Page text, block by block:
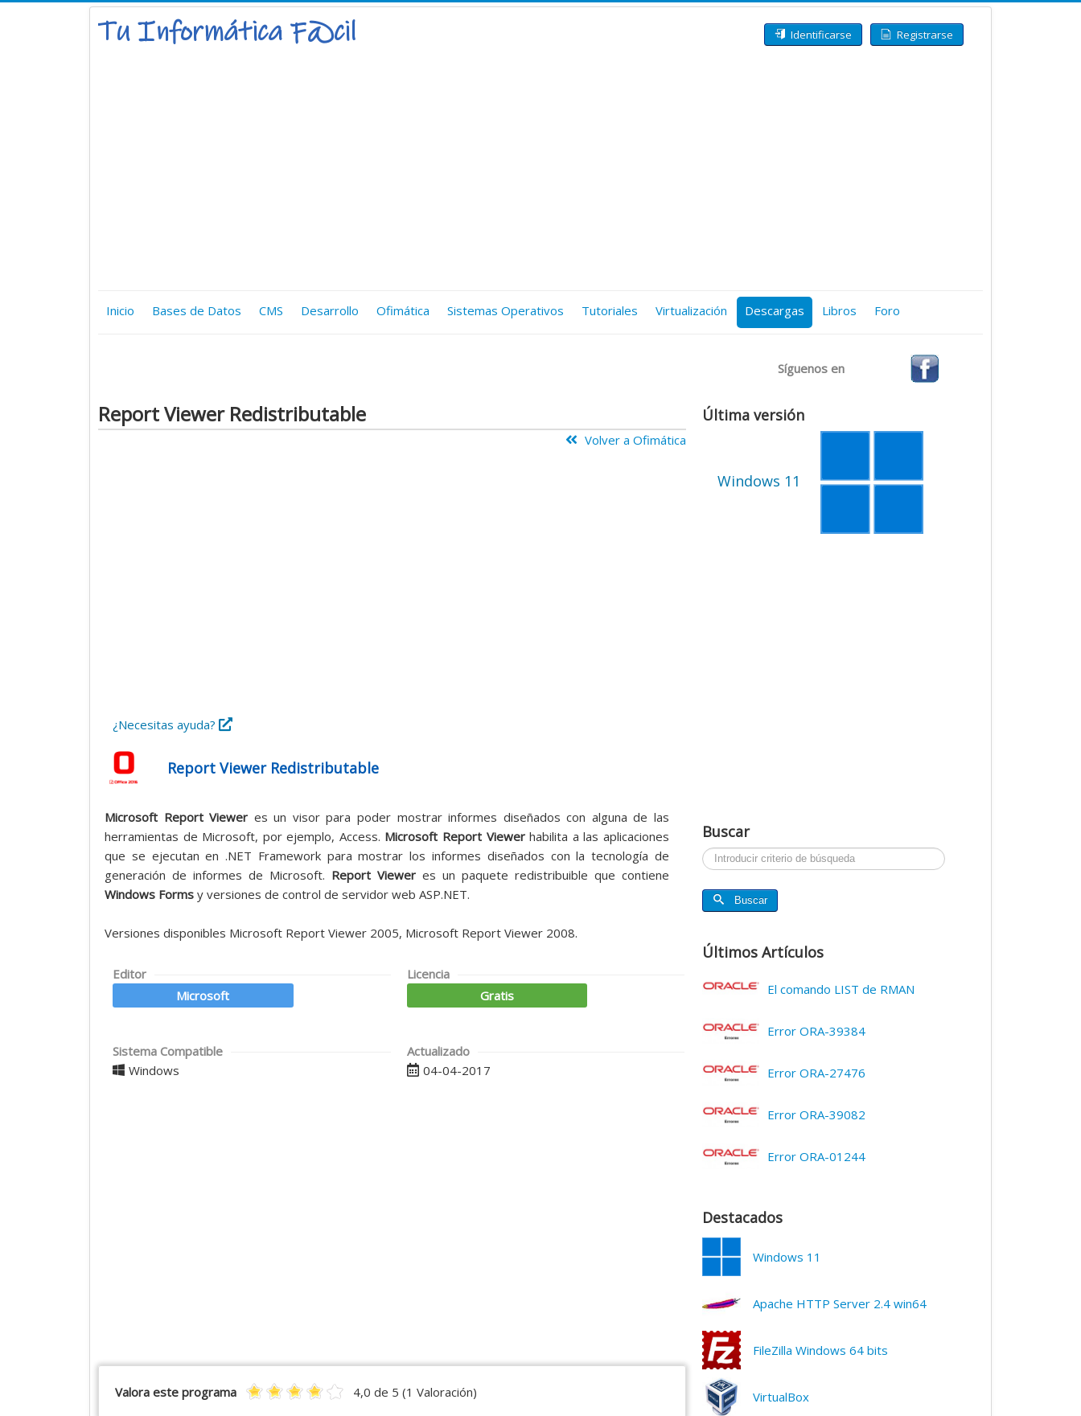
Identificarse Registrarse
Inicio Bases de Datos CMS Desarrollo Ofimática Sistemas Operativos Tutoriales Virtualización Descargas Libros Foro
Síguenos en
Report Viewer Redistributable
Volver a Ofimática
¿Necesitas ayuda?
Report Viewer Redistributable
Microsoft Report Viewer es un visor para poder mostrar informes diseñados con alguna de las
herramientas de Microsoft, por ejemplo, Access. Microsoft Report Viewerhabilita a las aplicaciones
que se ejecutan en .NET Framework para mostrar los informes diseñados con la tecnología de
generación de informes de Microsoft. Report Vieweres un paquete redistribuible que contiene
Windows Forms y versiones de control de servidor web ASP.NET.
Versiones disponibles Microsoft Report Viewer 2005, Microsoft Report Viewer 2008.
Editor
Microsoft
Licencia
Gratis
Sistema Compatible
Windows
Actualizado
04-04-2017
Valora este programa 4,0 de 5 (1 Valoración)
Última versión
Windows 11
Buscar
Buscar...
Buscar
Últimos Artículos
El comando LIST de RMAN
Error ORA-39384
Error ORA-27476
Error ORA-39082
Error ORA-01244
Destacados
Windows 11
Apache HTTP Server 2.4 win64
FileZilla Windows 64 bits
VirtualBox